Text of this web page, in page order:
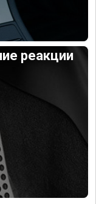
реакции